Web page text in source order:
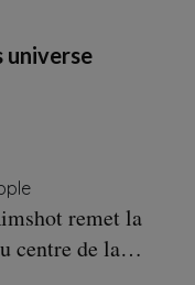
universe
remet la
centre de la